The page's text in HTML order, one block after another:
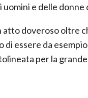
e delle donne
doveroso oltre
essere da
per la